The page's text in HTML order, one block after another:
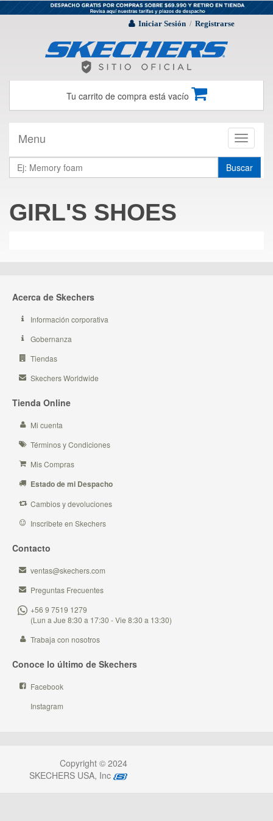
Iniciar Sesión / Registrarse
Tu carrito de compra está vacío
Toggle
Menu
Buscar
GIRL'S SHOES
Acerca de Skechers
Información corporativa
Gobernanza
Tiendas
Skechers Worldwide
Tienda Online
Mi cuenta
Términos y Condiciones
Mis Compras
Estado de mi Despacho
Cambios y devoluciones
Inscribete en Skechers
Contacto
ventas@skechers.com
Preguntas Frecuentes
+56 9 7519 1279
(Lun a Jue 8:30 a 17:30 - Vie 8:30 a 13:30)
Trabaja con nosotros
Conoce lo último de Skechers
Facebook
Instagram
Copyright © 2024
SKECHERS USA, Inc